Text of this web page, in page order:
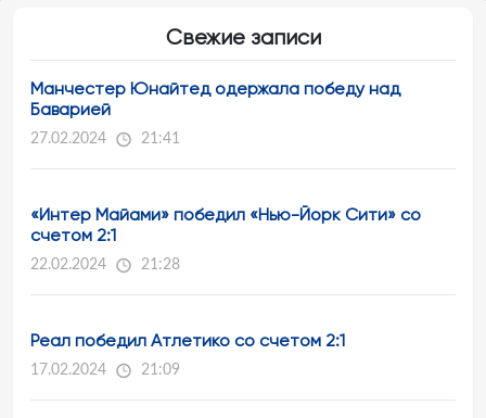
Свежие записи
Манчестер Юнайтед одержала победу над
Баварией
27.02.2024 21:41
«Интер Майами» победил «Нью-Йорк Сити» со
счетом 2:1
22.02.2024 21:28
Реал победил Атлетико со счетом 2:1
17.02.2024 21:09